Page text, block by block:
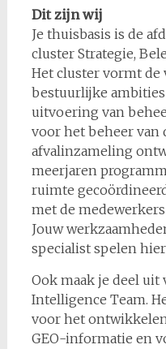
Dit zijn wij
Je thuisbasis is de
cluster Strategie,
Het cluster vormt
bestuurlijke
uitvoering van
voor het beheer van
afvalinzameling
meerjaren
ruimte
met de
Jouw
specialist spelen
Ook maak je deel uit
Intelligence Team.
voor het
GEO-informatie en